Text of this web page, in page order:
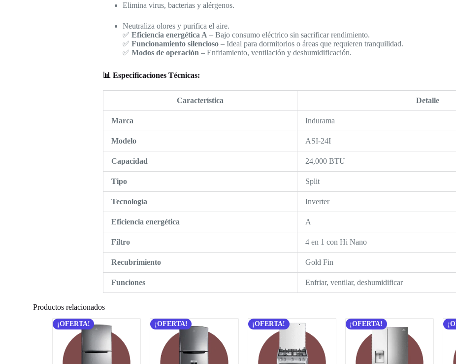
Elimina virus, bacterias y alérgenos.
Neutraliza olores y purifica el aire.
✅ Eficiencia energética A – Bajo consumo eléctrico sin sacrificar rendimiento.
✅ Funcionamiento silencioso– Ideal para dormitorios o áreas que requieren tranquilidad.
✅ Modos de operación – Enfriamiento, ventilación y deshumidificación.
📊 Especificaciones Técnicas:
Característica Detalle
Marca Indurama
Modelo ASI-24I
Capacidad 24,000 BTU
Tipo Split
Tecnología Inverter
Eficiencia energética A
Filtro 4 en 1 con Hi Nano
Recubrimiento Gold Fin
Funciones Enfriar, ventilar, deshumidificar
Productos relacionados
¡OFERTA! ¡OFERTA! ¡OFERTA! ¡OFERTA!